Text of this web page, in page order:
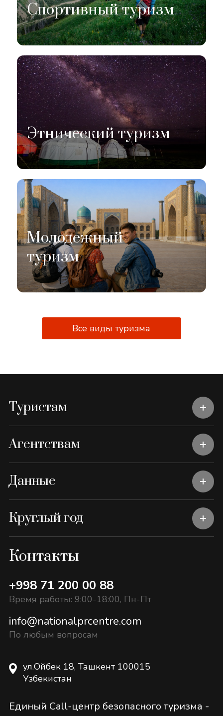
Спортивный туризм
Этнический туризм
Молодежный
туризм
Все виды туризма
Туристам
Агентствам
Данные
Круглый год
Контакты
+998 71 200 00 88
Время работы: 9:00-18:00, Пн-Пт
info@nationalprcentre.com
По любым вопросам
ул.Ойбек 18, Ташкент 100015
Узбекистан
Единый Call-центр безопасного туризма -